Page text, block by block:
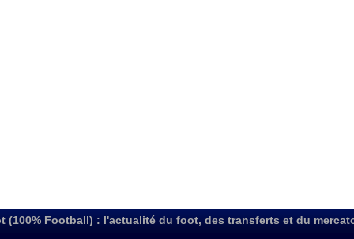
(100% Football) : l'actualité du foot, des transferts et du